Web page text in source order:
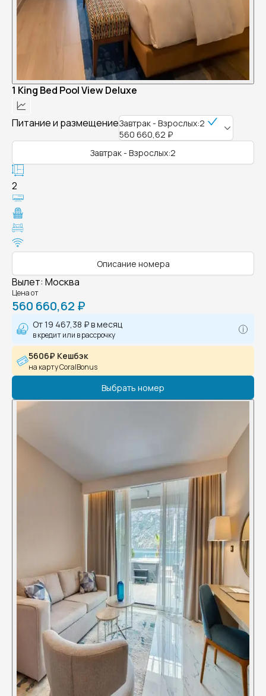
1 King Bed Pool View Deluxe
Питание и размещениеЗавтрак - Взрослых:2
560 660,62 ₽
Завтрак - Взрослых:2
2
Описание номера
Вылет: Москва
Цена от
560 660,62 ₽
От19 467,38 ₽в месяц
в кредит или в рассрочку
5606₽ Кешбэк
на карту CoralBonus
Выбрать номер